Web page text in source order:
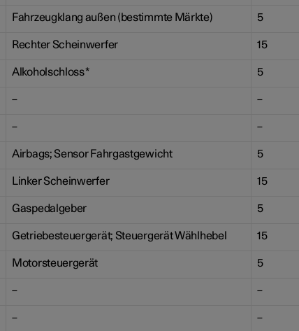
Fahrzeugklang außen (bestimmte Märkte) 5
Rechter Scheinwerfer 15
Alkoholschloss* 5
– –
– –
Airbags; Sensor Fahrgastgewicht 5
Linker Scheinwerfer 15
Gaspedalgeber 5
Getriebesteuergerät; Steuergerät Wählhebel 15
Motorsteuergerät 5
– –
– –